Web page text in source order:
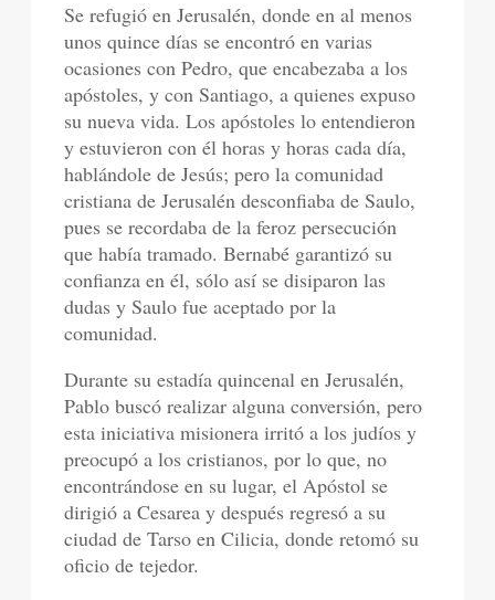
Se refugió en Jerusalén, donde en al menos
unos quince días se encontró en varias
ocasiones con Pedro, que encabezaba a los
apóstoles, y con Santiago, a quienes expuso
su nueva vida. Los apóstoles lo entendieron
y estuvieron con él horas y horas cada día,
hablándole de Jesús; pero la comunidad
cristiana de Jerusalén desconfiaba de Saulo,
pues se recordaba de la feroz persecución
que había tramado. Bernabé garantizó su
confianza en él, sólo así se disiparon las
dudas y Saulo fue aceptado por la
comunidad.
Durante su estadía quincenal en Jerusalén,
Pablo buscó realizar alguna conversión, pero
esta iniciativa misionera irritó a los judíos y
preocupó a los cristianos, por lo que, no
encontrándose en su lugar, el Apóstol se
dirigió a Cesarea y después regresó a su
ciudad de Tarso en Cilicia, donde retomó su
oficio de tejedor.